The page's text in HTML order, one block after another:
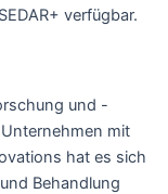
verfügbar.
und -
mit
hat es sich
Behandlung